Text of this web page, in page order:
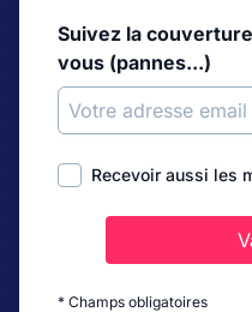
Suivez la
vous (pannes...)
Recevoir aussi les
* Champs obligatoires